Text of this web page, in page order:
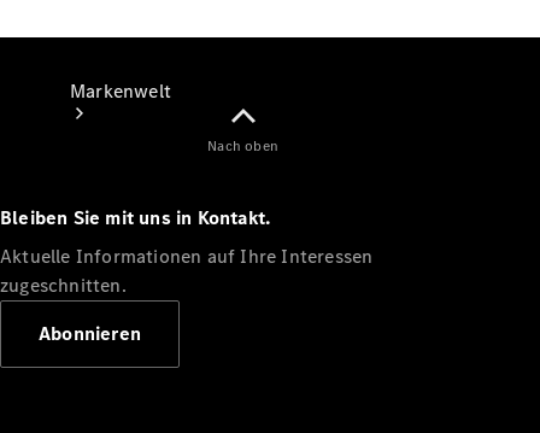
Markenwelt
Unsere
Nach oben
Bleiben Sie mit uns in Kontakt.
Aktuelle Informationen auf Ihre Interessen
zugeschnitten.
Abonnieren